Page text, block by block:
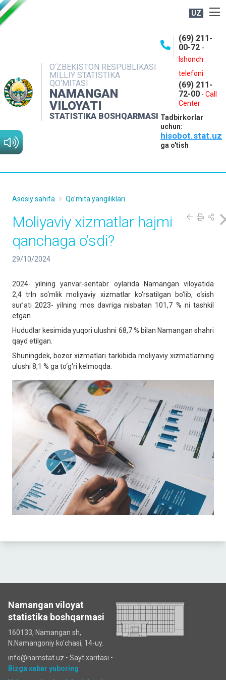
UZ
O‘ZBEKISTON RESPUBLIKASI
MILLIY STATISTIKA
QO‘MITASI
NAMANGAN
VILOYATI
STATISTIKA BOSHQARMASI
(69) 211-
00-72 -
Ishonch
telefoni
(69) 211-
72-00 - Call
Center
Tadbirkorlar
uchun:
hisobot.stat.uz
ga o'tish
NASHRLAR
INTERAKTIV XIZMATLAR
MATBUOT XIZMATI
MUROJAATLAR
Asosiy sahifa Qo'mita yangiliklari
Moliyaviy xizmatlar hajmi
qanchaga o‘sdi?
29/10/2024
2024- yilning yanvar-sentabr oylarida Namangan viloyatida
2,4 trln so‘mlik moliyaviy xizmatlar ko‘rsatilgan bo‘lib, o‘sish
sur’ati 2023- yilning mos davriga nisbatan 101,7 % ni tashkil
etgan.
Hududlar kesimida yuqori ulushni 68,7 % bilan Namangan shahri
qayd etilgan.
Shuningdek, bozor xizmatlari tarkibida moliyaviy xizmatlarning
ulushi 8,1 % ga to‘g'ri kelmoqda.
Namangan viloyat
statistika boshqarmasi
160133, Namangan sh,
N.Namangoniy ko'chasi, 14-uy.
info@namstat.uz • Sayt xaritasi •
Bizga xabar yuboring